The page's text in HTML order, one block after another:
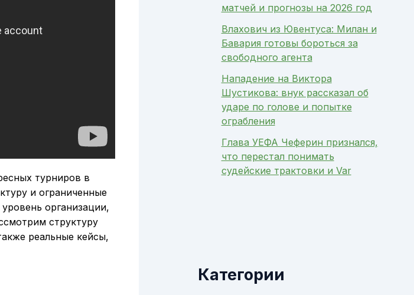
турниров в
и ограниченные
организации,
структуру
реальные кейсы,
матчей и прогнозы на 2026 год
Влахович из Ювентуса: Милан и
Бавария готовы бороться за
свободного агента
Нападение на Виктора
Шустикова: внук рассказал об
ударе по голове и попытке
ограбления
Глава УЕФА Чеферин признался,
что перестал понимать
судейские трактовки и Var
Категории